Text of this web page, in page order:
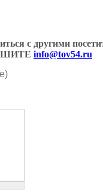
с другими
info@tov54.ru